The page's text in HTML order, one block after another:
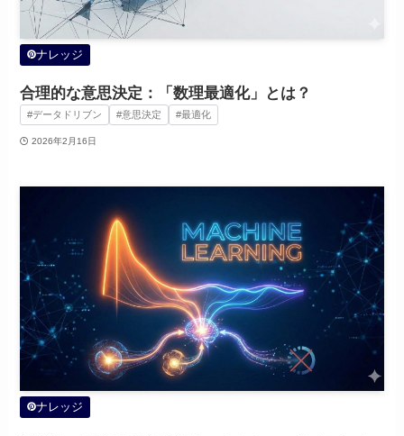
ナレッジ
合理的な意思決定：「数理最適化」とは？
#データドリブン #意思決定 #最適化
2026年2月16日
ナレッジ